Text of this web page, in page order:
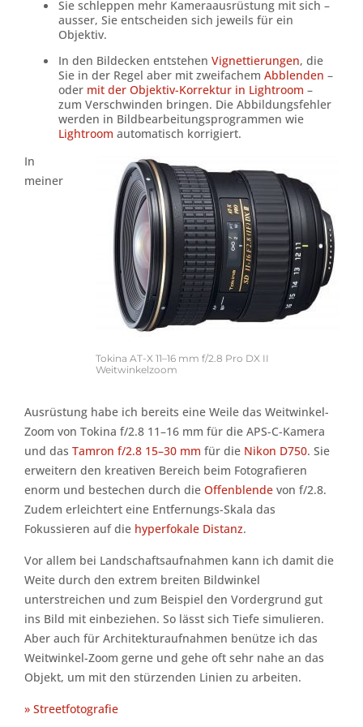
Sie schleppen mehr Kameraausrüstung mit sich –
ausser, Sie entscheiden sich jeweils für ein
Objektiv.
In den Bildecken entstehen Vignettierungen, die
Sie in der Regel aber mit zweifachem Abblenden –
oder mit der Objektiv-Korrektur in Lightroom –
zum Verschwinden bringen. Die Abbildungsfehler
werden in Bildbearbeitungsprogrammen wie
Lightroom automatisch korrigiert.
Tokina AT-X 11–16 mm f/2.8 Pro DX II
Weitwinkelzoom
In
meiner
Ausrüstung habe ich bereits eine Weile das Weitwinkel-
Zoom von Tokina f/2.8 11–16 mm für die APS-C-Kamera
und das Tamron f/2.8 15–30 mm für die Nikon D750. Sie
erweitern den kreativen Bereich beim Fotografieren
enorm und bestechen durch die Offenblende von f/2.8.
Zudem erleichtert eine Entfernungs-Skala das
Fokussieren auf die hyperfokale Distanz.
Vor allem bei Landschaftsaufnahmen kann ich damit die
Weite durch den extrem breiten Bildwinkel
unterstreichen und zum Beispiel den Vordergrund gut
ins Bild mit einbeziehen. So lässt sich Tiefe simulieren.
Aber auch für Architekturaufnahmen benütze ich das
Weitwinkel-Zoom gerne und gehe oft sehr nahe an das
Objekt, um mit den stürzenden Linien zu arbeiten.
» Streetfotografie